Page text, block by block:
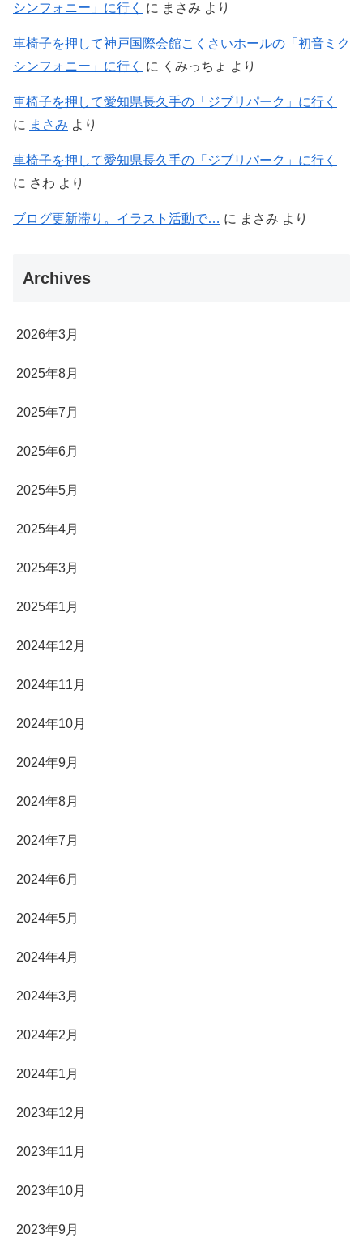
シンフォニー」に行く
に まさみ より
車椅子を押して神戸国際会館こくさいホールの「初音ミク
シンフォニー」に行く
に くみっちょ より
車椅子を押して愛知県長久手の「ジブリパーク」に行く
に まさみ より
車椅子を押して愛知県長久手の「ジブリパーク」に行く
に さわ より
ブログ更新滞り。イラスト活動で… に まさみ より
Archives
2026年3月
2025年8月
2025年7月
2025年6月
2025年5月
2025年4月
2025年3月
2025年1月
2024年12月
2024年11月
2024年10月
2024年9月
2024年8月
2024年7月
2024年6月
2024年5月
2024年4月
2024年3月
2024年2月
2024年1月
2023年12月
2023年11月
2023年10月
2023年9月